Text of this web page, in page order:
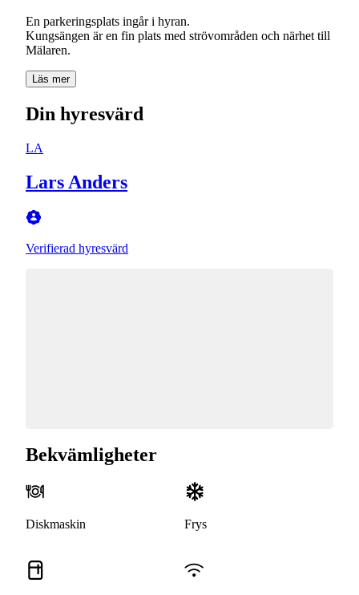
En parkeringsplats ingår i hyran.
Kungsängen är en fin plats med strövområden och närhet till
Mälaren.
Läs mer
Din hyresvärd
LA
Lars Anders
Verifierad hyresvärd
Bekvämligheter
Diskmaskin Frys